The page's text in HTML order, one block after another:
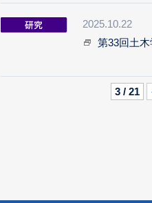
2025.10.22
第33回土
3 / 21